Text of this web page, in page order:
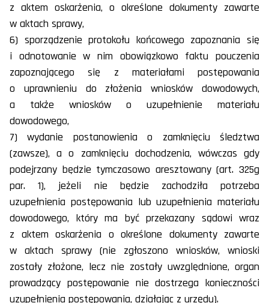
z aktem oskarżenia, o określone dokumenty zawarte
w aktach sprawy,
6) sporządzenie protokołu końcowego zapoznania się
i odnotowanie w nim obowiązkowo faktu pouczenia
zapoznającego się z materiałami postępowania
o uprawnieniu do złożenia wniosków dowodowych,
a także wniosków o uzupełnienie materiału
dowodowego,
7) wydanie postanowienia o zamknięciu śledztwa
(zawsze), a o zamknięciu dochodzenia, wówczas gdy
podejrzany będzie tymczasowo aresztowany (art. 325g
par. 1), jeżeli nie będzie zachodziła potrzeba
uzupełnienia postępowania lub uzupełnienia materiału
dowodowego, który ma być przekazany sądowi wraz
z aktem oskarżenia o określone dokumenty zawarte
w aktach sprawy (nie zgłoszono wniosków, wnioski
zostały złożone, lecz nie zostały uwzględnione, organ
prowadzący postępowanie nie dostrzega konieczności
uzupełnienia postępowania, działając z urzędu).